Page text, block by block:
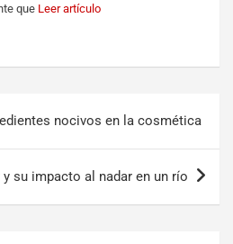
que Leer artículo
nocivos en la cosmética
su impacto al nadar en un río